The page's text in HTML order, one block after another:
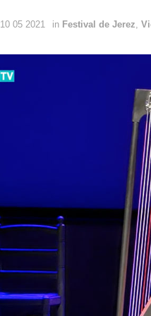
10 05 2021 in Festival de Jerez,